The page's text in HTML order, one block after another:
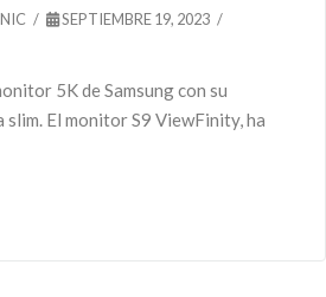
SEPTIEMBRE 19, 2023
5K de Samsung con su
El monitor S9 ViewFinity, ha